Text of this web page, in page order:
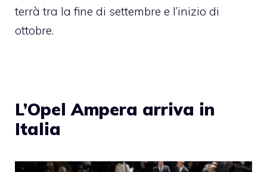
terrà tra la fine di settembre e l’inizio di
ottobre.
L’Opel Ampera arriva in
Italia